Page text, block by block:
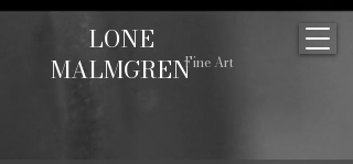
LONE
MALMGRENFine Art